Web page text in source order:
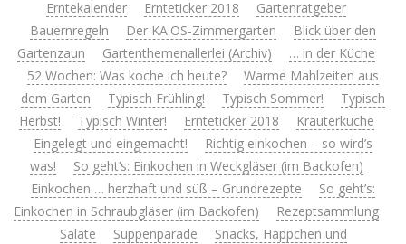
Erntekalender
Ernteticker 2018
Gartenratgeber
Bauernregeln
Der KA:OS-Zimmergarten
Blick über den
Gartenzaun
Gartenthemenallerlei (Archiv)
… in der Küche
52 Wochen: Was koche ich heute?
Warme Mahlzeiten aus
dem Garten
Typisch Frühling! Typisch Sommer!
Typisch
Herbst!
Typisch Winter! Ernteticker 2018
Kräuterküche
Eingelegt und eingemacht!
Richtig einkochen – so wird’s
was!
So geht’s: Einkochen in Weckgläser (im Backofen)
Einkochen … herzhaft und süß – Grundrezepte
So geht’s:
Einkochen in Schraubgläser (im Backofen)
Rezeptsammlung
Salate
Suppenparade
Snacks, Häppchen und